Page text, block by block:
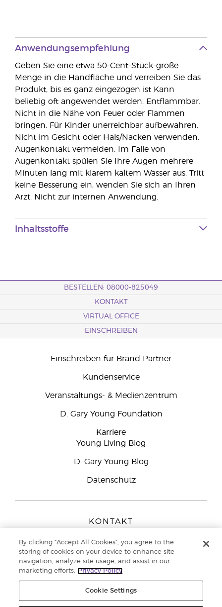
Anwendungsempfehlung
Geben Sie eine etwa 50-Cent-Stück-große
Menge in die Handfläche und verreiben Sie das
Produkt, bis es ganz eingezogen ist Kann
beliebig oft angewendet werden. Entflammbar.
Nicht in die Nähe von Feuer oder Flammen
bringen. Für Kinder unerreichbar aufbewahren.
Nicht im Gesicht oder Hals/Nacken verwenden.
Augenkontakt vermeiden. Im Falle von
Augenkontakt spülen Sie Ihre Augen mehrere
Minuten lang mit klarem kaltem Wasser aus. Tritt
keine Besserung ein, wenden Sie sich an Ihren
Arzt. Nicht zur internen Anwendung.
Inhaltsstoffe
BESTELLEN: 08000-825049
KONTAKT
VIRTUAL OFFICE
EINSCHREIBEN
Einschreiben für Brand Partner
Kundenservice
Veranstaltungs- & Medienzentrum
D. Gary Young Foundation
Karriere
Young Living Blog
D. Gary Young Blog
Datenschutz
KONTAKT
Peizerweg 97
9727 AJ Groningen
Netherlands
Kundenservice:08000-825049
By clicking “Accept All Cookies”, you agree to the
storing of cookies on your device to enhance site
navigation, analyze site usage, and assist in our
marketing efforts.
Privacy Policy
Cookie Settings